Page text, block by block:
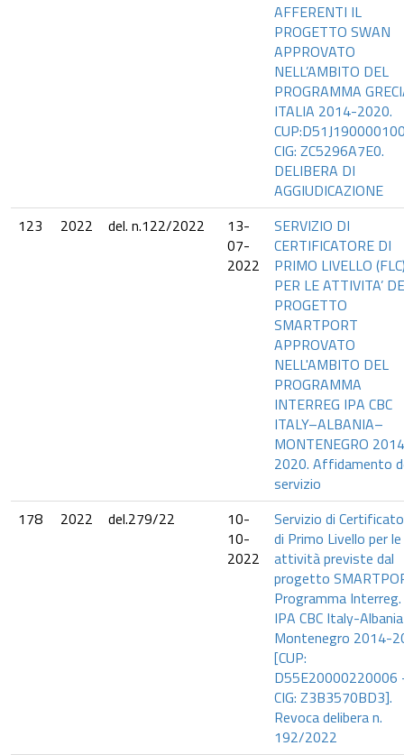
AFFERENTI IL
PROGETTO SWAN
APPROVATO
NELL’AMBITO DEL
PROGRAMMA
ITALIA 2014-2020.
CIG: ZC5296A7E0.
DELIBERA DI
AGGIUDICAZIONE
123
2022 del. n.122/2022
13-
07-
2022
SERVIZIO DI
CERTIFICATORE DI
PRIMO LIVELLO
PER LE ATTIVITA’
PROGETTO
SMARTPORT
APPROVATO
NELL'AMBITO DEL
PROGRAMMA
INTERREG IPA CBC
ITALY–ALBANIA–
MONTENEGRO
2020. Affidamento
servizio
178
2022 del.279/22
10-
10-
2022
Servizio di
di Primo Livello per le
attività previste dal
progetto
Programma Interreg.
IPA CBC Italy-
Montenegro 2014-
[CUP:
D55E20000220006
CIG: Z3B3570BD3].
Revoca delibera n.
192/2022